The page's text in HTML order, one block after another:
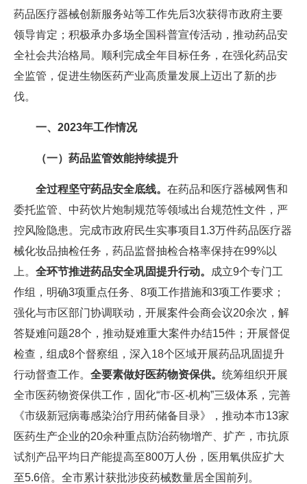
药品医疗器械创新服务站等工作先后3次获得市政府主要
领导肯定；积极承办多场全国科普宣传活动，推动药品安
全社会共治格局。顺利完成全年目标任务，在强化药品安
全监管，促进生物医药产业高质量发展上迈出了新的步
伐。
一、2023年工作情况
（一）药品监管效能持续提升
全过程坚守药品安全底线。 在药品和医疗器械网售和
委托监管、中药饮片炮制规范等领域出台规范性文件，严
控风险隐患。完成市政府民生实事项目1.3万件药品医疗器
械化妆品抽检任务，药品监督抽检合格率保持在99%以
上。 全环节推进药品安全巩固提升行动。
成立9个专门工
作组，明确3项重点任务、8项工作措施和3项工作要求；
强化与市区部门协调联动，开展案件会商会议20余次，解
答疑难问题28个，推动疑难重大案件办结15件；开展督促
检查，组成8个督察组，深入18个区域开展药品巩固提升
行动督查工作。 全要素做好医药物资保供。 统筹组织开展
全市医药物资保供工作，固化“市-区-机构”三级体系，完善
《市级新冠病毒感染治疗用药储备目录》，推动本市13家
医药生产企业的20余种重点防治药物增产、扩产，市抗原
试剂产品平均日产能提高至800万人份，医用氧供应扩大
至5.6倍。全市累计获批涉疫药械数量居全国前列。